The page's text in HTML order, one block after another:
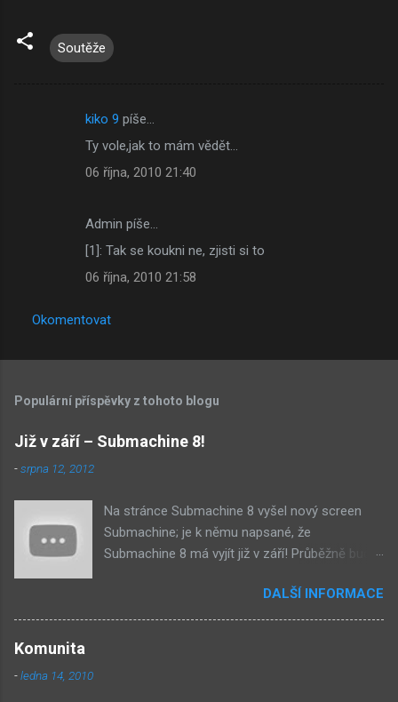
Soutěže
e
kiko 9 píše…
Ty vole,jak to mám vědět...
06 října, 2010 21:40
Admin píše…
[1]: Tak se koukni ne, zjisti si to
06 října, 2010 21:58
Okomentovat
Populární příspěvky z tohoto blogu
Již v září – Submachine 8!
-srpna 12, 2012
Na stránce Submachine 8 vyšel nový screen
Submachine; je k němu napsané, že
Submachine 8 má vyjít již v září! Průběžně budu
zveřejněný materiál ze Submachine 8. Zvukové
pozadí menu. První screen, který se na stránce
DALŠÍ INFORMACE
Komunita
-ledna 14, 2010